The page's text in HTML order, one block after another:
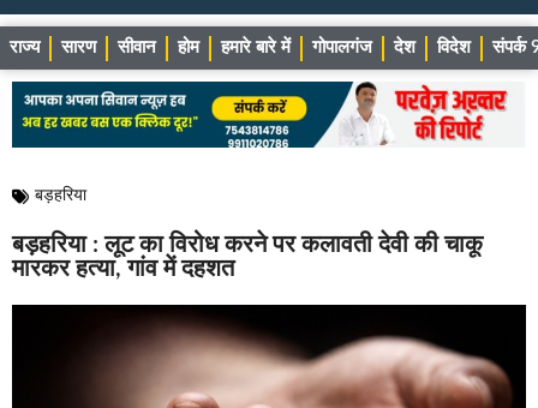
राज्य सारण सीवान होम हमारे बारे में गोपालगंज देश विदेश संपर्क
बड़हरिया
बड़हरिया : लूट का विरोध करने पर कलावती देवी की चाकू
मारकर हत्या, गांव में दहशत